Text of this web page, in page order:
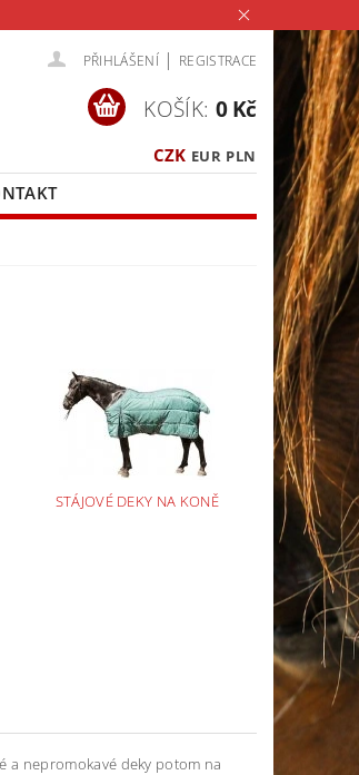
PŘIHLÁŠENÍ | REGISTRACE
CZK EUR PLN
KOŠÍK: 0 Kč
STÁJOVÉ DEKY NA KONĚ
a nepromokavé deky potom na